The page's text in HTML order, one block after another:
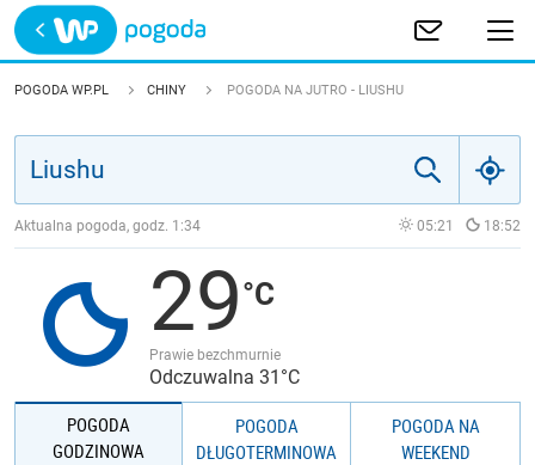
Trwa ładowanie
POLSKA
JAKOŚĆ POWIETRZA
POGODA WP.PL CHINY POGODA NA JUTRO - LIUSHU
Aktualna pogoda, godz. 1:34 05:21 18:52
29
Prawie bezchmurnie
Odczuwalna 31°C
POGODA
GODZINOWA
POGODA
DŁUGOTERMINOWA
POGODA NA
WEEKEND